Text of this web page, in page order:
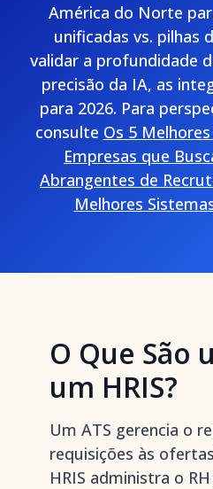
América do Norte
unificadas vs. pilhas
validar a profundidade
precisão da IA, as
para 2026. Para
consulte Os 5
Empresas que
Abrangentes de
Melhores
O Que São
um HRIS?
Um ATS gerencia o
requisições às
HRIS administra o